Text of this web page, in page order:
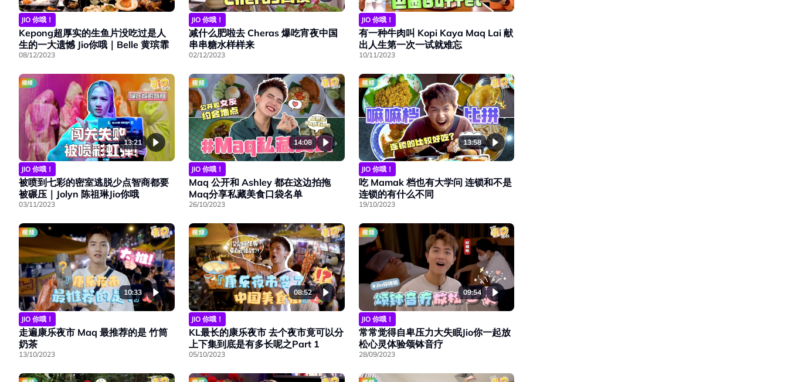
JIO 你哦！
Kepong超厚实的生鱼片没吃过是人
生的一大遗憾 Jio你哦｜Belle 黄瑸霏
08/12/2023
JIO 你哦！
减什么肥啦去 Cheras 爆吃宵夜中国
串串糖水样样来
02/12/2023
JIO 你哦！
有一种牛肉叫 Kopi Kaya Maq Lai 献
出人生第一次一试就难忘
10/11/2023
13:21
JIO 你哦！
被喷到七彩的密室逃脱少点智商都要
被碾压｜Jolyn 陈祖琳Jio你哦
03/11/2023
14:08
JIO 你哦！
Maq 公开和 Ashley 都在这边拍拖
Maq分享私藏美食口袋名单
26/10/2023
13:58
JIO 你哦！
吃 Mamak 档也有大学问 连锁和不是
连锁的有什么不同
19/10/2023
10:33
JIO 你哦！
走遍康乐夜市 Maq 最推荐的是 竹筒
奶茶
13/10/2023
08:52
JIO 你哦！
KL最长的康乐夜市 去个夜市竟可以分
上下集到底是有多长呢之Part 1
05/10/2023
09:54
JIO 你哦！
常常觉得自卑压力大失眠Jio你一起放
松心灵体验颂钵音疗
28/09/2023